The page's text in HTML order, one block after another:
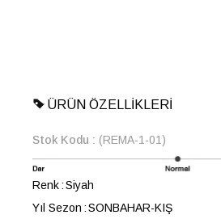
ÜRÜN ÖZELLIKLERI
Stok Kodu (REMA-1-01)
Renk Siyah
Yıl Sezon SONBAHAR-KIŞ